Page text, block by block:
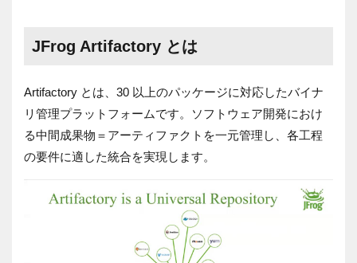
JFrog Artifactory とは
Artifactory とは、 30 以上のパッケージに対応したバイナ
リ管理プラットフォームです。ソフトウェア開発におけ
る中間成果物＝アーティファクトを一元管理し、各工程
の要件に適した統合を実現します。